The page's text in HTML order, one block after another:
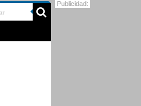
Publicidad: